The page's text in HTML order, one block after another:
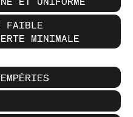
FAIBLE
MINIMALE